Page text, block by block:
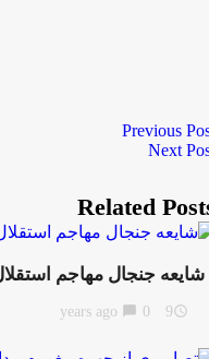
Previous
Next
Related
شایعه جنجال مهاجم
access_time
9 years ago
chat_bubble 0